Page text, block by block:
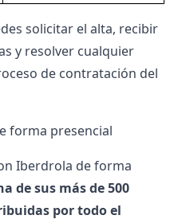
solicitar el alta, recibir
y resolver cualquier
de contratación del
forma presencial
Iberdrola de forma
de sus más de 500
por todo el